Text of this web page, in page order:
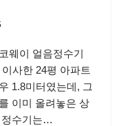
웨이 얼음정수기
사한 24평 아파트
1.8미터였는데, 그
이미 올려놓은 상
정수기는…